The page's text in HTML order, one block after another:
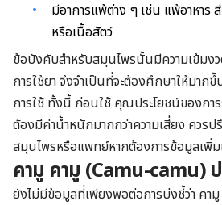
มีอาการแพ้ต่าง ๆ เช่น แพ้อาหาร
หรือเนื้อสัตว์
ข้อบังคับสำหรับสมุนไพรนั้นมีความเข้มง
การใช้ยา จึงจำเป็นที่จะต้องศึกษาให้มาก
การใช้ ทั้งนี้ ก่อนใช้ คุณประโยชน์ของกา
ต้องมีค่าน้ำหนักมากกว่าความเสี่ยง ควร
สมุนไพรหรือแพทย์หากต้องการข้อมูลเพิ่
คามู คามู (Camu-camu)
ยังไม่มีข้อมูลที่เพียงพอต่อการบ่งชี้ว่า คา